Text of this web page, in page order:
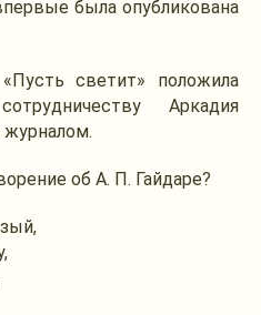
была опубликована
светит» положила
Аркадия
обА. П. Гайдаре?